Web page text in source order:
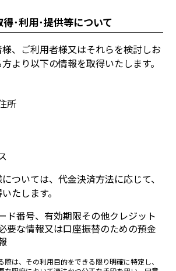
･利用･提供等について
、ご利用者様又はそれらを検討しお
より以下の情報を取得いたします。
所
ついては、代金決済方法に応じて、
たします。
ド番号、有効期限その他クレジット
要な情報又は口座振替のための預金
際は、その利用目的をできる限り明確に特定し、